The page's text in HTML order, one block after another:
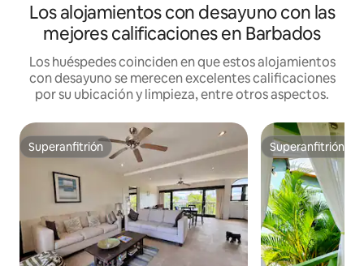
Los alojamientos con desayuno con las
mejores calificaciones en Barbados
Los huéspedes coinciden en que estos alojamientos
con desayuno se merecen excelentes calificaciones
por su ubicación y limpieza, entre otros aspectos.
Superanfitrión
Superanfitrión Superanfitrión
Superanfitrión